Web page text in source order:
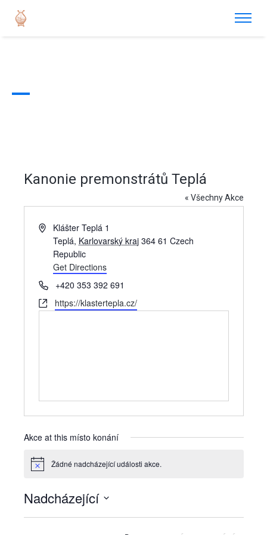
Kanonie premonstrátů Teplá
« Všechny Akce
AddressKlášter Teplá 1
Teplá, Karlovarský kraj 364 61 Czech
Republic
Get Directions
Phone+420 353 392 691
Websitehttps://klastertepla.cz/
Akce at this místo konání
Notice Žádné nadcházející události akce.
Nadcházející
Vyberte